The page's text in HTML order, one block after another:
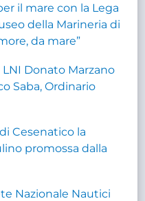
il mare con la Lega
della Marineria di
da mare”
Donato Marzano
Saba, Ordinario
Cesenatico la
promossa dalla
Nazionale Nautici